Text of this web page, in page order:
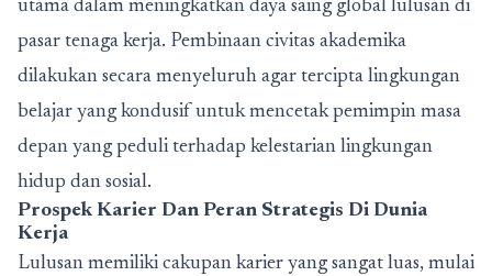
utama dalam meningkatkan daya saing global lulusan di
pasar tenaga kerja. Pembinaan civitas akademika
dilakukan secara menyeluruh agar tercipta lingkungan
belajar yang kondusif untuk mencetak pemimpin masa
depan yang peduli terhadap kelestarian lingkungan
hidup dan sosial.
Prospek Karier Dan Peran Strategis Di Dunia
Kerja
Lulusan memiliki cakupan karier yang sangat luas, mulai